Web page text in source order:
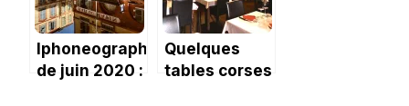
Iphoneography
de juin 2020 :
Quelques
tables corses